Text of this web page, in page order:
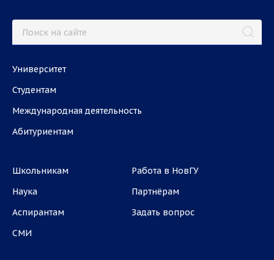
Университет
Студентам
Международная деятельность
Абитуриентам
Школьникам
Наука
Аспирантам
СМИ
Работа в НовГУ
Партнёрам
Задать вопрос